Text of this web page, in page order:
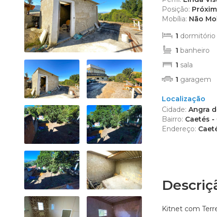
Edifício
Sítio (4)
Sobrado (1)
Terreno
Posição:
Mobília: Não
1 dormitório
1 banheiro
1 sala
1 garagem
Localização
Cidade: Angra
Bairro: Caetés -
Endereço:
Kitnet com